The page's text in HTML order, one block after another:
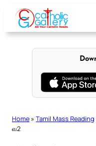
content
Home » Tamil Mass Reading
வ2